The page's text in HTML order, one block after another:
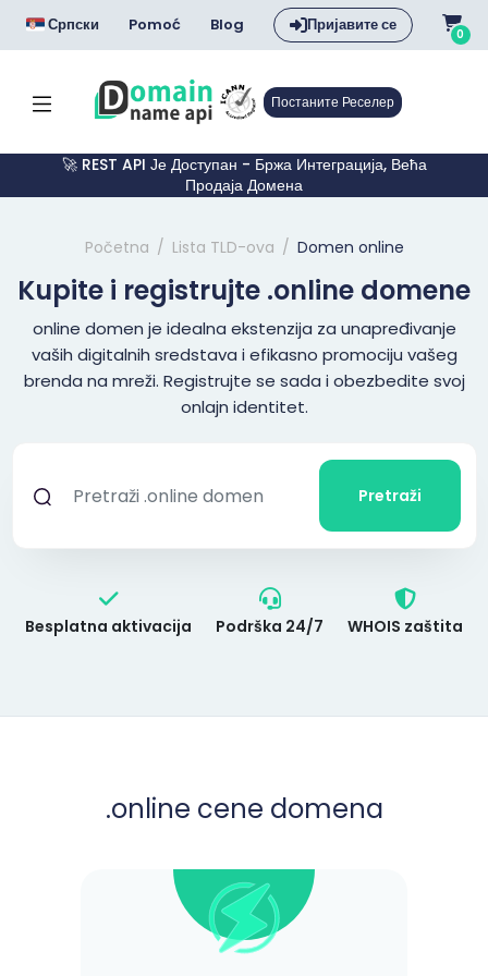
Српски Pomoć Blog Пријавите се 0
Постаните Реселер
🚀 REST API Је Доступан - Бржа Интеграција, Већа
Продаја Домена
Početna Lista TLD-ova Domen online
Kupite i registrujte .online domene
online domen je idealna ekstenzija za unapređivanje
vaših digitalnih sredstava i efikasno promociju vašeg
brenda na mreži. Registrujte se sada i obezbedite svoj
onlajn identitet.
Pretraži
Besplatna aktivacija Podrška 24/7 WHOIS zaštita
.online cene domena